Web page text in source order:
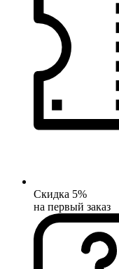
Скидка 5%
на первый заказ